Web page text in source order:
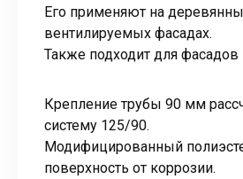
Его применяют на
вентилируемых фасадах.
Также подходит для фасадов
Крепление трубы 90 мм
систему 125/90.
Модифицированный
поверхность от коррозии.